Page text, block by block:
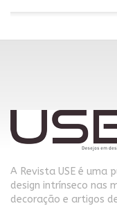
A Revista USE é uma
design intrínseco nas
decoração e artigos